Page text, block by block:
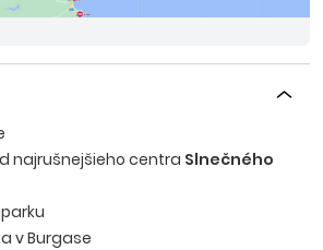
najrušnejšieho centra Slnečného
v Burgase